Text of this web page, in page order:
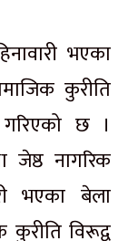
भएका
कुरीति
छ ।
जेष्ठ नागरिक
भएका बेला
कुरीति विरूद्व